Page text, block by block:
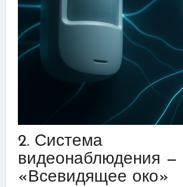
2. Система
видеонаблюдения —
«Всевидящее око»